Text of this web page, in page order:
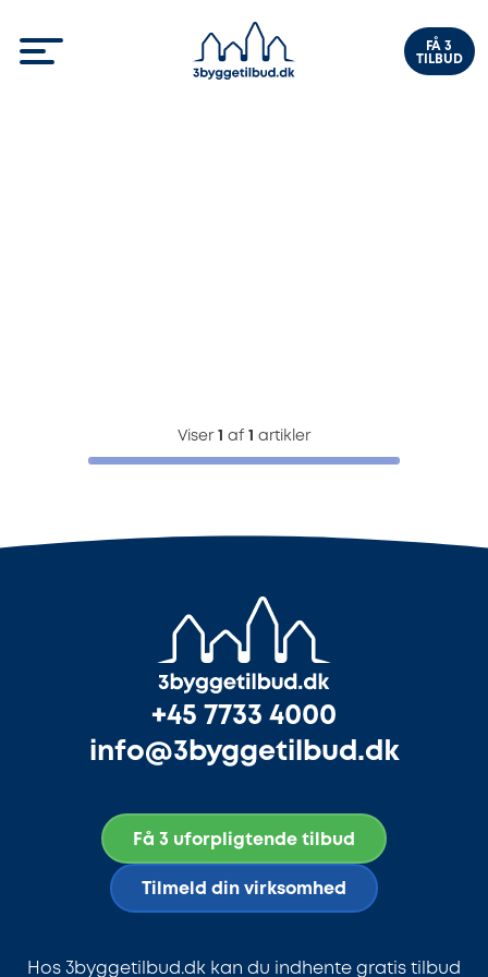
FÅ 3
TILBUD
Viser 1 af 1 artikler
+45 7733 4000
info@3byggetilbud.dk
Få 3 uforpligtende tilbud
Tilmeld din virksomhed
Hos 3byggetilbud.dk kan du indhente gratis tilbud